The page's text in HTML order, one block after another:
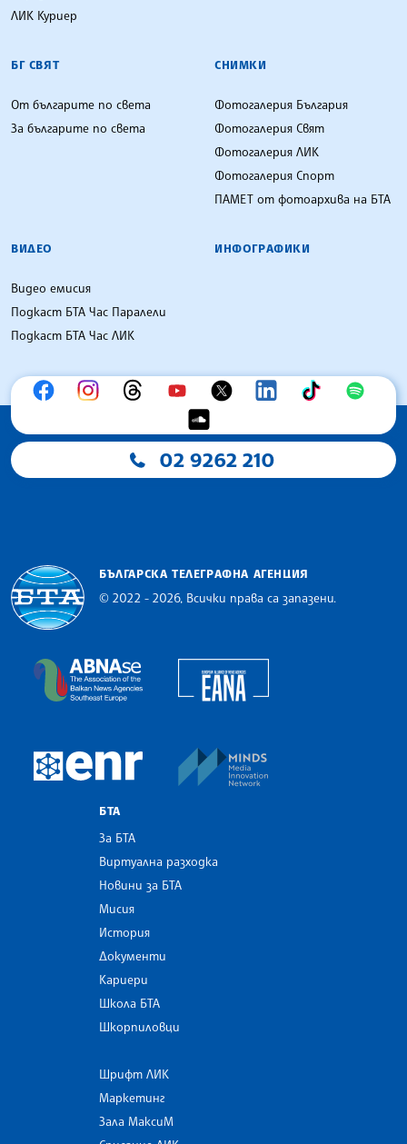
ЛИК Куриер
БГ СВЯТ
От българите по света
За българите по света
СНИМКИ
Фотогалерия България
Фотогалерия Свят
Фотогалерия ЛИК
Фотогалерия Спорт
ПАМЕТ от фотоархива на БТА
ВИДЕО
Видео емисия
Подкаст БТА Час Паралели
Подкаст БТА Час ЛИК
ИНФОГРАФИКИ
02 9262 210
БЪЛГАРСКА ТЕЛЕГРАФНА АГЕНЦИЯ
© 2022 - 2026, Всички права са запазени.
The Assocoation of the Balkan News Agencies
European Newsroom
БТА
За БТА
Виртуална разходка
Новини за БТА
Мисия
История
Документи
Кариери
Школа БТА
Шкорпиловци
Шрифт ЛИК
Маркетинг
Зала МаксиМ